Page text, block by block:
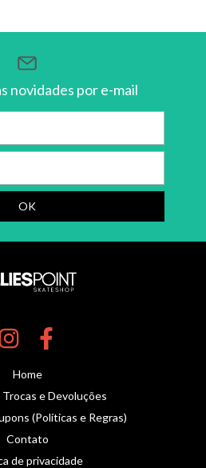
novidades por e-mail
Home
e Devoluções
(Políticas e Regras)
Contato
de privacidade